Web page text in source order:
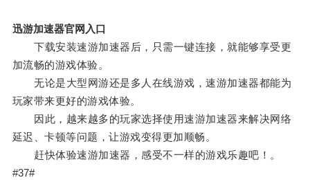
迅游加速器官网入口
下载安装速游加速器后，只需一键连接，就能够享受更
加流畅的游戏体验。
无论是大型网游还是多人在线游戏，速游加速器都能为
玩家带来更好的游戏体验。
因此，越来越多的玩家选择使用速游加速器来解决网络
延迟、卡顿等问题，让游戏变得更加顺畅。
赶快体验速游加速器，感受不一样的游戏乐趣吧！。
#37#